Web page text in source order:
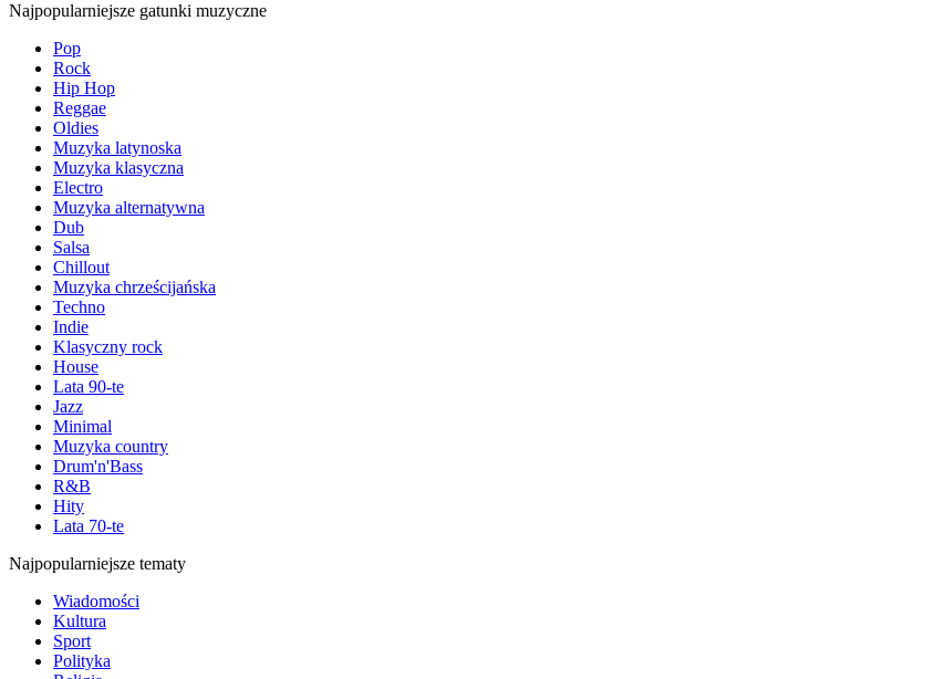
Najpopularniejsze gatunki muzyczne
Pop
Rock
Hip Hop
Reggae
Oldies
Muzyka latynoska
Muzyka klasyczna
Electro
Muzyka alternatywna
Dub
Salsa
Chillout
Muzyka chrześcijańska
Techno
Indie
Klasyczny rock
House
Lata 90-te
Jazz
Minimal
Muzyka country
Drum'n'Bass
R&B
Hity
Lata 70-te
Najpopularniejsze tematy
Wiadomości
Kultura
Sport
Polityka